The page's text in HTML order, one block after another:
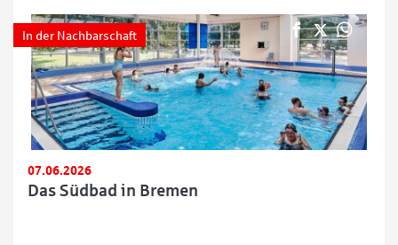
In der Nachbarschaft
07.06.2026
Das Südbad in Bremen